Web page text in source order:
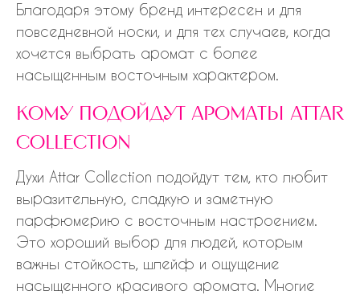
Благодаря этому бренд интересен и для
повседневной носки, и для тех случаев, когда
хочется выбрать аромат с более
насыщенным восточным характером.
кому подойдут ароматы attar
collection
Духи Attar Collection подойдут тем, кто любит
выразительную, сладкую и заметную
парфюмерию с восточным настроением.
Это хороший выбор для людей, которым
важны стойкость, шлейф и ощущение
насыщенного красивого аромата. Многие